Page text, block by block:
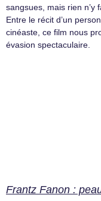
sangsues, mais rien n’y
Entre le récit d’un
cinéaste, ce film nous
évasion spectaculaire.
Frantz Fanon :